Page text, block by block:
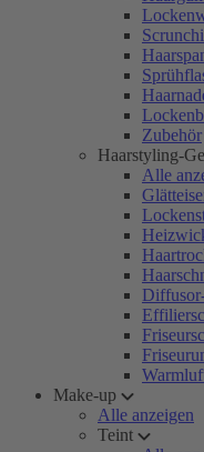
Zubehör
Haarstyling-
Alle
Make-up
Alle anzeigen
Teint